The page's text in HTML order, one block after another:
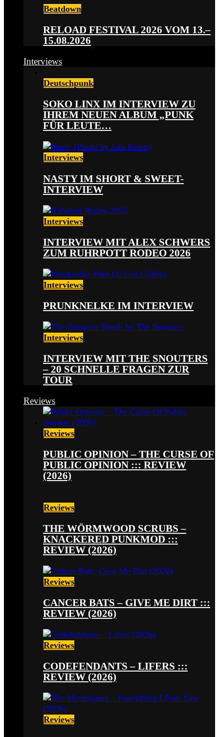
Beatdown
RELOAD FESTIVAL 2026 VOM 13.–
15.08.2026
Interviews
Deutschpunk
SOKO LINX IM INTERVIEW ZU
IHREM NEUEN ALBUM „PUNK
FÜR LEUTE…
Interviews
NASTY IM SHORT & SWEET-
INTERVIEW
Interviews
INTERVIEW MIT ALEX SCHWERS
ZUM RUHRPOTT RODEO 2026
Interviews
PRUNKNELKE IM INTERVIEW
Interviews
INTERVIEW MIT THE SNOUTERS
– 20 SCHNELLE FRAGEN ZUR
TOUR
Reviews
Reviews
PUBLIC OPINION – THE CURSE OF
PUBLIC OPINION ::: REVIEW
(2026)
Reviews
THE WÖRMWOOD SCRUBS –
KNACKERED PUNKMOD :::
REVIEW (2026)
Reviews
CANCER BATS – GIVE ME DIRT :::
REVIEW (2026)
Reviews
CODEFENDANTS – LIFERS :::
REVIEW (2026)
Reviews